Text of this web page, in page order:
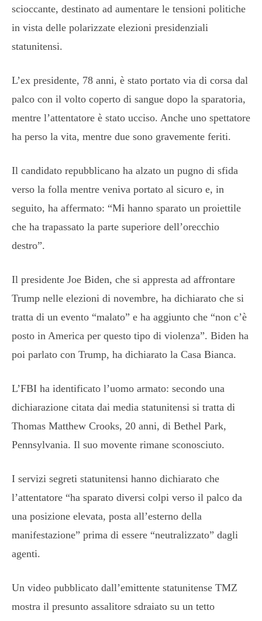
scioccante, destinato ad aumentare le tensioni politiche
in vista delle polarizzate elezioni presidenziali
statunitensi.
L’ex presidente, 78 anni, è stato portato via di corsa dal
palco con il volto coperto di sangue dopo la sparatoria,
mentre l’attentatore è stato ucciso. Anche uno spettatore
ha perso la vita, mentre due sono gravemente feriti.
Il candidato repubblicano ha alzato un pugno di sfida
verso la folla mentre veniva portato al sicuro e, in
seguito, ha affermato: “Mi hanno sparato un proiettile
che ha trapassato la parte superiore dell’orecchio
destro”.
Il presidente Joe Biden, che si appresta ad affrontare
Trump nelle elezioni di novembre, ha dichiarato che si
tratta di un evento “malato” e ha aggiunto che “non c’è
posto in America per questo tipo di violenza”. Biden ha
poi parlato con Trump, ha dichiarato la Casa Bianca.
L’FBI ha identificato l’uomo armato: secondo una
dichiarazione citata dai media statunitensi si tratta di
Thomas Matthew Crooks, 20 anni, di Bethel Park,
Pennsylvania. Il suo movente rimane sconosciuto.
I servizi segreti statunitensi hanno dichiarato che
l’attentatore “ha sparato diversi colpi verso il palco da
una posizione elevata, posta all’esterno della
manifestazione” prima di essere “neutralizzato” dagli
agenti.
Un video pubblicato dall’emittente statunitense TMZ
mostra il presunto assalitore sdraiato su un tetto